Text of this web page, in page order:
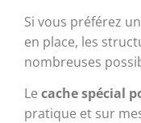
Si vous préférez
en place, les
nombreuses
Le cache spécial
pratique et sur